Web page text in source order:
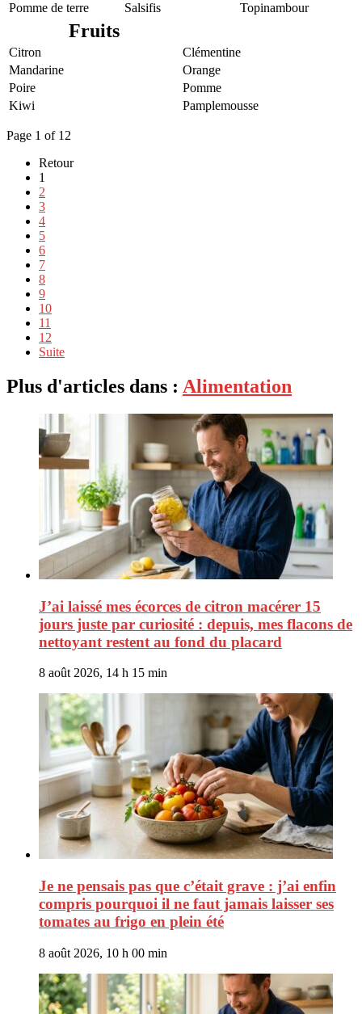
Pomme de terre
Salsifis Topinambour
Fruits
Citron
Clémentine
Mandarine
Orange
Poire
Pomme
Kiwi
Pamplemousse
Page 1 of 12
Retour
1
2
3
4
5
6
7
8
9
10
11
12
Suite
Plus d'articles dans : Alimentation
J’ai laissé mes écorces de citron macérer 15
jours juste par curiosité : depuis, mes flacons de
nettoyant restent au fond du placard
8 août 2026, 14 h 15 min
Je ne pensais pas que c’était grave : j’ai enfin
compris pourquoi il ne faut jamais laisser ses
tomates au frigo en plein été
8 août 2026, 10 h 00 min